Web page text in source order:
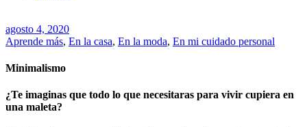
agosto 4, 2020
Aprende más, En la casa, En la moda, En mi cuidado personal
Minimalismo
¿Te imaginas que todo lo que necesitaras para vivir cupiera en
una maleta?